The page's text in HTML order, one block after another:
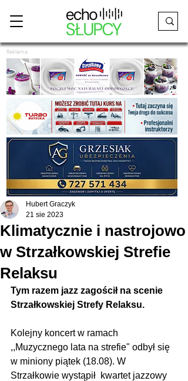
Reklama
Klimatycznie i nastrojowo
w Strzałkowskiej Strefie
Relaksu
Hubert Graczyk
21 sie 2023
Tym razem jazz zagościł na scenie
Strzałkowskiej Strefy Relaksu.
Kolejny koncert w ramach
,,Muzycznego lata na strefie" odbył się
w miniony piątek (18.08). W
Strzałkowie wystąpił  kwartet jazzowy